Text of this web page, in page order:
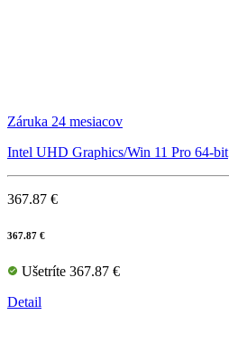
Záruka 24 mesiacov
Intel UHD Graphics/Win 11 Pro 64-bit
367.87 €
367.87 €
Ušetríte 367.87 €
Detail